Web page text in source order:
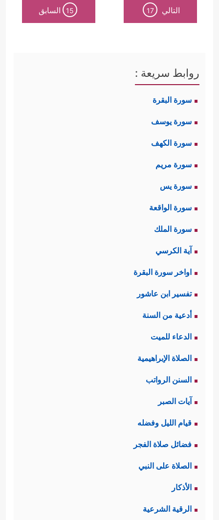
التالي 17
15 السابق
روابط سريعة :
سورة البقرة
سورة يوسف
سورة الكهف
سورة مريم
سورة يس
سورة الواقعة
سورة الملك
آية الكرسي
اواخر سورة البقرة
تفسير ابن عاشور
أدعية من السنة
الدعاء للميت
الصلاة الإبراهيمية
السنن الرواتب
آيات الصبر
قيام الليل وفضله
فضائل صلاة الفجر
الصلاة على النبي
الأذكار
الرقية الشرعية